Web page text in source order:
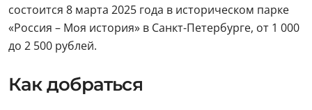
состоится 8 марта 2025 года в историческом парке
«Россия – Моя история» в Санкт-Петербурге, от 1 000
до 2 500 рублей.
Как добраться